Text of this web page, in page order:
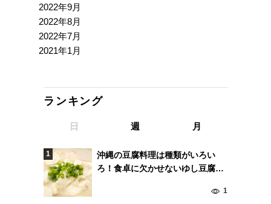
2022年9月
2022年8月
2022年7月
2021年1月
ランキング
日 週 月
沖縄の豆腐料理は種類がいろい
ろ！食卓に欠かせないゆし豆腐と
1